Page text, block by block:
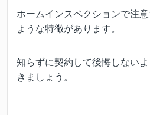
ホームインスペクションで注
ような特徴があります。
知らずに契約して後悔しない
きましょう。